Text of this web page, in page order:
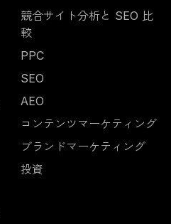
競合サイト分析と SEO 比
較
PPC
SEO
AEO
コンテンツマーケティング
ブランドマーケティング
投資